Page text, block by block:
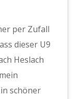
per Zufall
dieser U9
Heslach
schöner